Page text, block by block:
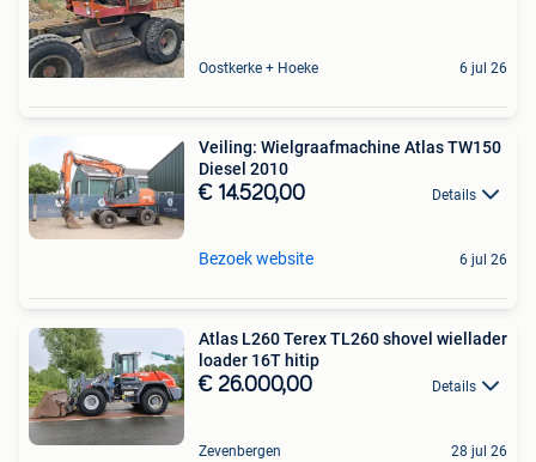
Oostkerke + Hoeke 6 jul 26
Veiling: Wielgraafmachine Atlas TW150
Diesel 2010
€ 14.520,00 Details
Bezoek website 6 jul 26
Atlas L260 Terex TL260 shovel wiellader
loader 16T hitip
€ 26.000,00 Details
Zevenbergen 28 jul 26